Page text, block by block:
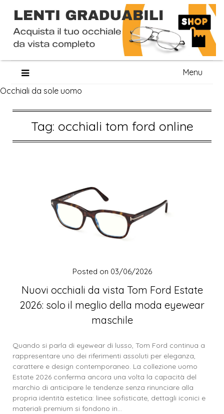
content
Menu
Occhiali da sole uomo
Tag: occhiali tom ford online
Nuovi occhiali da vista Tom Ford Estate
2026: solo il meglio della moda eyewear
maschile
Posted on 03/06/2026
Quando si parla di eyewear di lusso, Tom Ford continua a
rappresentare uno dei riferimenti assoluti per eleganza,
carattere e design contemporaneo. La collezione uomo
Estate 2026 conferma ancora una volta la capacità del
marchio di anticipare le tendenze senza rinunciare alla
propria identità estetica: linee sofisticate, dettagli iconici e
materiali premium si fondono in…